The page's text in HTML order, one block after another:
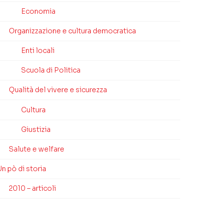
Economia
Organizzazione e cultura democratica
Enti locali
Scuola di Politica
Qualità del vivere e sicurezza
Cultura
Giustizia
Salute e welfare
pò di storia
2010 – articoli